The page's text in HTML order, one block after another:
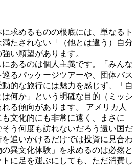
求めるものの根底には、単なるト
たされない「（他とは違う）自分
い願望があります。
あるのは個人主義です。「みんな
るパッケージツアーや、団体バス
的な旅行には魅力を感じず、「自
何か」という明確な目的（ミッシ
る傾向があります。 アメリカ人
文化的にも非常に遠く、まさに
そう何度も訪れないだろう遠い国だ
追いかけるだけでは投資に見合わ
異文化体験」を求めるのは必然と
に足を運ぶにしても、ただ消費し